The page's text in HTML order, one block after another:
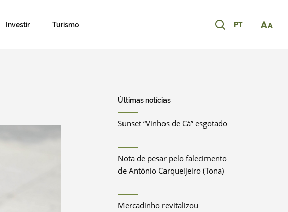
Investir Turismo PT
Últimas notícias
Sunset “Vinhos de Cá” esgotado
Nota de pesar pelo falecimento
de António Carqueijeiro (Tona)
Mercadinho revitalizou